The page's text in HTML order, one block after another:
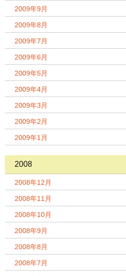
2009年9月
2009年8月
2009年7月
2009年6月
2009年5月
2009年4月
2009年3月
2009年2月
2009年1月
2008
2008年12月
2008年11月
2008年10月
2008年9月
2008年8月
2008年7月